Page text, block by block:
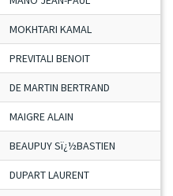
MOKHTARI KAMAL
PREVITALI BENOIT
DE MARTIN BERTRAND
MAIGRE ALAIN
BEAUPUY Sï¿½BASTIEN
DUPART LAURENT